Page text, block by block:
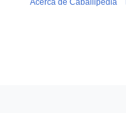
Acerca de Caballipedia